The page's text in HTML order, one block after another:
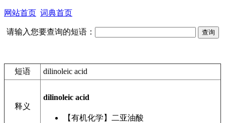
网站首页 词典首页
请输入您要查询的短语：
短语 dilinoleic acid
释义
dilinoleic acid
【有机化学】二亚油酸